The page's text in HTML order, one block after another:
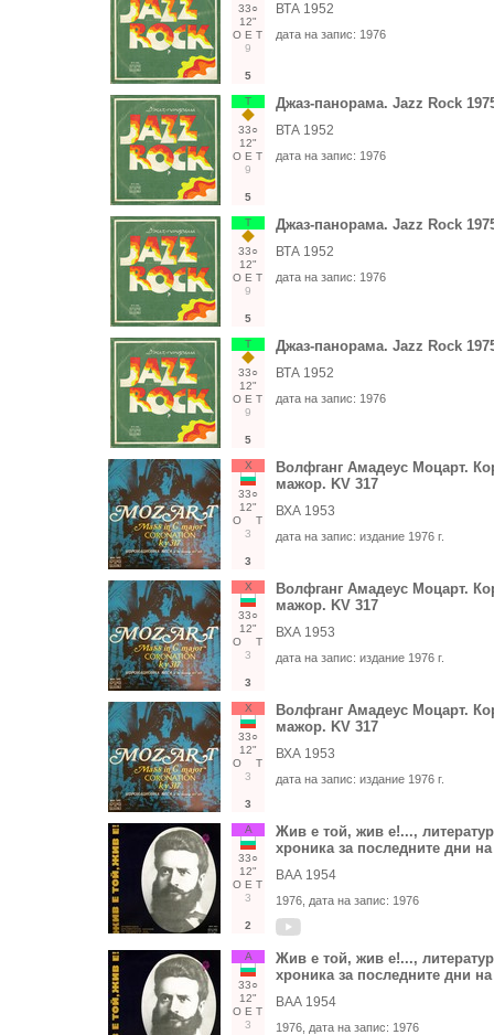
33○
12"
О Е Т
9
5
ВТА 1952
дата на запис: 1976
Т
33○
12"
О Е Т
9
5
Джаз-панорама. Jazz Rock
ВТА 1952
дата на запис: 1976
Т
33○
12"
О Е Т
9
5
Джаз-панорама. Jazz Rock
ВТА 1952
дата на запис: 1976
Т
33○
12"
О Е Т
9
5
Джаз-панорама. Jazz Rock
ВТА 1952
дата на запис: 1976
Х
33○
12"
О
Т
3
3
Волфганг Амадеус Моцарт.
мажор. KV 317
ВХА 1953
дата на запис: издание 1976 г.
Х
33○
12"
О
Т
3
3
Волфганг Амадеус Моцарт.
мажор. KV 317
ВХА 1953
дата на запис: издание 1976 г.
Х
33○
12"
О
Т
3
3
Волфганг Амадеус Моцарт.
мажор. KV 317
ВХА 1953
дата на запис: издание 1976 г.
А
33○
12"
О Е Т
3
2
Жив е той, жив е!...,
хроника за последните дни
ВАА 1954
1976 , дата на запис: 1976
А
33○
12"
О Е Т
3
Жив е той, жив е!...,
хроника за последните дни
ВАА 1954
1976 , дата на запис: 1976